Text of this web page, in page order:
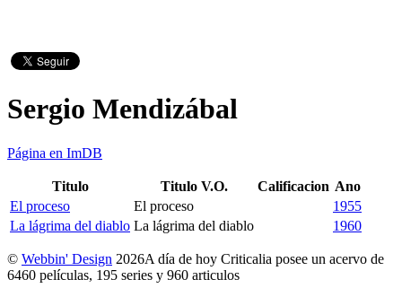
Sergio Mendizábal
Página en ImDB
Titulo Titulo V.O. Calificacion Ano
El proceso
El proceso
1955
La lágrima del diablo La lágrima del diablo 1960
© Webbin' Design 2026A día de hoy Criticalia posee un acervo de
6460 películas, 195 series y 960 articulos